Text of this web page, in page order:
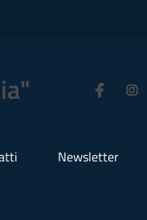
Newsletter